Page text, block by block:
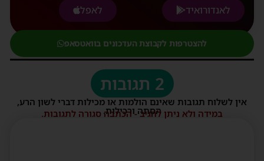
לאנדורואיד
לאפל
להצטרפות לקבוצת העדכונים בוואטסאפ
2 תגובות
אין לשלוח תגובות שאינם הולמות או מכילות דברי לשון הרע,
הסתה ורכילות.
במידה ולא ניתן להגיב - הכתבה סגורה לתגובות.